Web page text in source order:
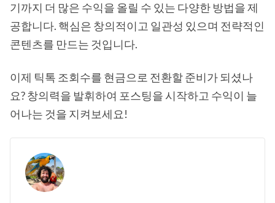
기까지 더 많은 수익을 올릴 수 있는 다양한 방법을 제
공합니다. 핵심은 창의적이고 일관성 있으며 전략적인
콘텐츠를 만드는 것입니다.
이제 틱톡 조회수를 현금으로 전환할 준비가 되셨나
요? 창의력을 발휘하여 포스팅을 시작하고 수익이 늘
어나는 것을 지켜보세요!